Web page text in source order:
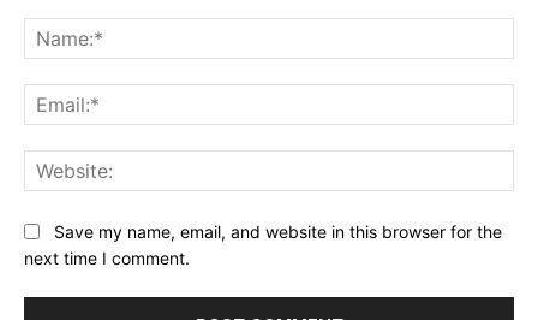
Save my name, email, and website in this browser for the
next time I comment.